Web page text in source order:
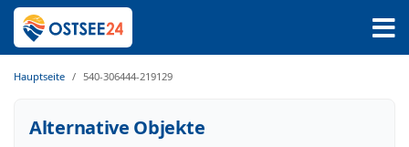
Hauptseite 540-306444-219129
Alternative Objekte